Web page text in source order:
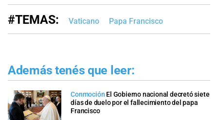
#TEMAS: Vaticano Papa Francisco
Además tenés que leer:
Conmoción El Gobierno nacional decretó siete
días de duelo por el fallecimiento del papa
Francisco